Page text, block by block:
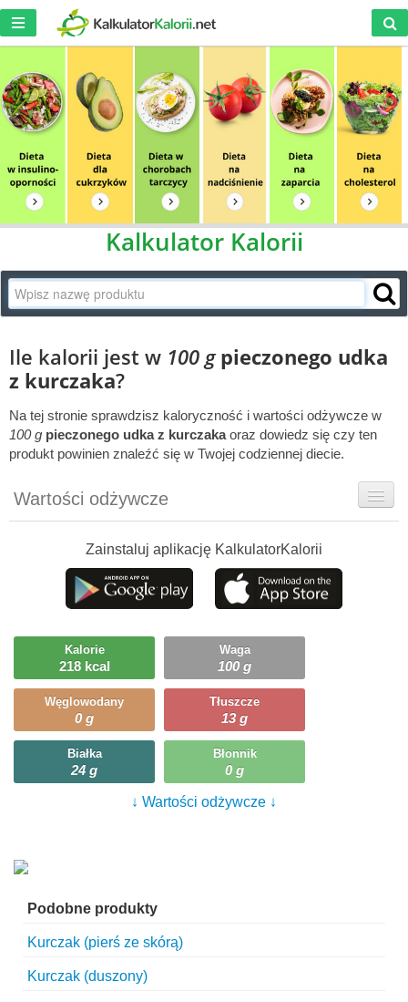
Kalkulator Kalorii
Ile kalorii jest w 100 g pieczonego udka
z kurczaka?
Na tej stronie sprawdzisz kaloryczność i wartości odżywcze w
100 g pieczonego udka z kurczakaoraz dowiedz się czy ten
produkt powinien znaleźć się w Twojej codziennej diecie.
Wartości odżywcze
Szczegółówe informacje
Ciekawostki
Ile możesz zjeść?
Zainstaluj aplikację KalkulatorKalorii
Kalorie
218 kcal
Waga
100 g
Węglowodany
0 g
Tłuszcze
13 g
Białka
24 g
Błonnik
0 g
↓ Wartości odżywcze ↓
Podobne produkty
Kurczak (pierś ze skórą)
Kurczak (duszony)